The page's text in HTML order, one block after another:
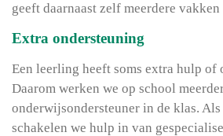
geeft daarnaast zelf meerdere
Extra ondersteuning
Een leerling heeft soms extra hulp of
Daarom werken we op school
onderwijsondersteuner in de klas.
schakelen we hulp in van